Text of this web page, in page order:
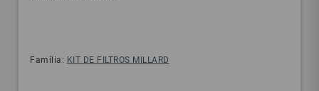
Família: KIT DE FILTROS MILLARD